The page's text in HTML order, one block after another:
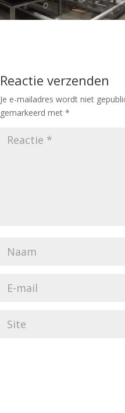
Reactie verzenden
Je e-mailadres wordt niet
gemarkeerd met *